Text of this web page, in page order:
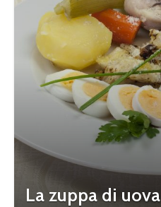
La zuppa di uova